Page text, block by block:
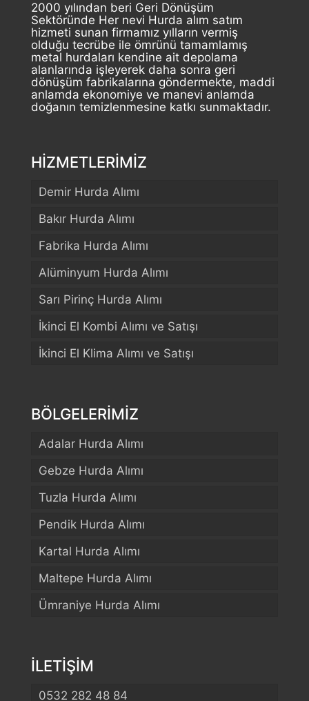
2000 yılından beri Geri Dönüşüm
Sektöründe Her nevi Hurda alım satım
hizmeti sunan firmamız yılların vermiş
olduğu tecrübe ile ömrünü tamamlamış
metal hurdaları kendine ait depolama
alanlarında işleyerek daha sonra geri
dönüşüm fabrikalarına göndermekte, maddi
anlamda ekonomiye ve manevi anlamda
doğanın temizlenmesine katkı sunmaktadır.
HİZMETLERİMİZ
Demir Hurda Alımı
Bakır Hurda Alımı
Fabrika Hurda Alımı
Alüminyum Hurda Alımı
Sarı Pirinç Hurda Alımı
İkinci El Kombi Alımı ve Satışı
İkinci El Klima Alımı ve Satışı
BÖLGELERİMİZ
Adalar Hurda Alımı
Gebze Hurda Alımı
Tuzla Hurda Alımı
Pendik Hurda Alımı
Kartal Hurda Alımı
Maltepe Hurda Alımı
Ümraniye Hurda Alımı
İLETİŞİM
0532 282 48 84